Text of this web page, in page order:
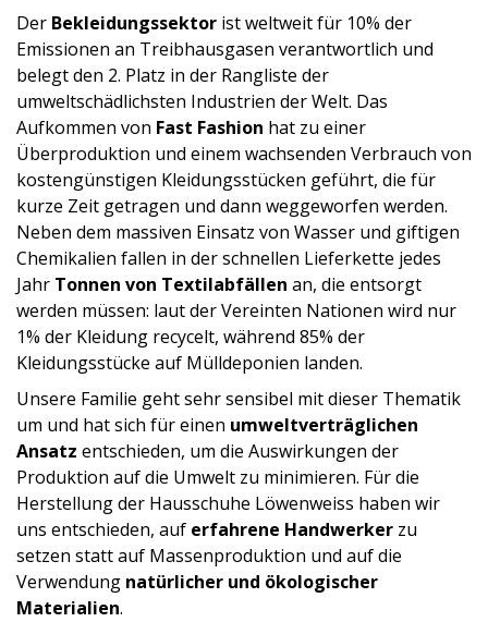
Der Bekleidungssektor ist weltweit für 10% der
Emissionen an Treibhausgasen verantwortlich und
belegt den 2. Platz in der Rangliste der
umweltschädlichsten Industrien der Welt. Das
Aufkommen von Fast Fashion hat zu einer
Überproduktion und einem wachsenden Verbrauch von
kostengünstigen Kleidungsstücken geführt, die für
kurze Zeit getragen und dann weggeworfen werden.
Neben dem massiven Einsatz von Wasser und giftigen
Chemikalien fallen in der schnellen Lieferkette jedes
Jahr Tonnen von Textilabfällen an, die entsorgt
werden müssen: laut der Vereinten Nationen wird nur
1% der Kleidung recycelt, während 85% der
Kleidungsstücke auf Mülldeponien landen.
Unsere Familie geht sehr sensibel mit dieser Thematik
um und hat sich für einen umweltverträglichen
Ansatz entschieden, um die Auswirkungen der
Produktion auf die Umwelt zu minimieren. Für die
Herstellung der Hausschuhe Löwenweiss haben wir
uns entschieden, auf erfahrene Handwerker zu
setzen statt auf Massenproduktion und auf die
Verwendung natürlicher und ökologischer
Materialien.